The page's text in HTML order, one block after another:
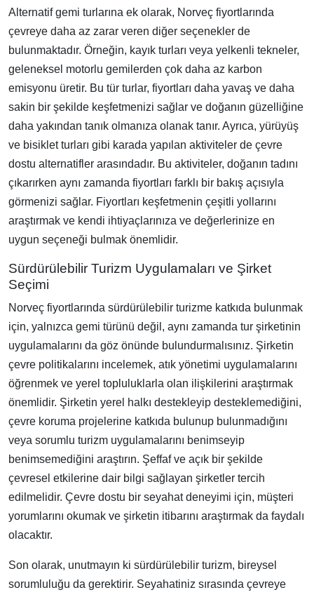
Alternatif gemi turlarına ek olarak, Norveç fiyortlarında
çevreye daha az zarar veren diğer seçenekler de
bulunmaktadır. Örneğin, kayık turları veya yelkenli tekneler,
geleneksel motorlu gemilerden çok daha az karbon
emisyonu üretir. Bu tür turlar, fiyortları daha yavaş ve daha
sakin bir şekilde keşfetmenizi sağlar ve doğanın güzelliğine
daha yakından tanık olmanıza olanak tanır. Ayrıca, yürüyüş
ve bisiklet turları gibi karada yapılan aktiviteler de çevre
dostu alternatifler arasındadır. Bu aktiviteler, doğanın tadını
çıkarırken aynı zamanda fiyortları farklı bir bakış açısıyla
görmenizi sağlar. Fiyortları keşfetmenin çeşitli yollarını
araştırmak ve kendi ihtiyaçlarınıza ve değerlerinize en
uygun seçeneği bulmak önemlidir.
Sürdürülebilir Turizm Uygulamaları ve Şirket
Seçimi
Norveç fiyortlarında sürdürülebilir turizme katkıda bulunmak
için, yalnızca gemi türünü değil, aynı zamanda tur şirketinin
uygulamalarını da göz önünde bulundurmalısınız. Şirketin
çevre politikalarını incelemek, atık yönetimi uygulamalarını
öğrenmek ve yerel topluluklarla olan ilişkilerini araştırmak
önemlidir. Şirketin yerel halkı destekleyip desteklemediğini,
çevre koruma projelerine katkıda bulunup bulunmadığını
veya sorumlu turizm uygulamalarını benimseyip
benimsemediğini araştırın. Şeffaf ve açık bir şekilde
çevresel etkilerine dair bilgi sağlayan şirketler tercih
edilmelidir. Çevre dostu bir seyahat deneyimi için, müşteri
yorumlarını okumak ve şirketin itibarını araştırmak da faydalı
olacaktır.
Son olarak, unutmayın ki sürdürülebilir turizm, bireysel
sorumluluğu da gerektirir. Seyahatiniz sırasında çevreye